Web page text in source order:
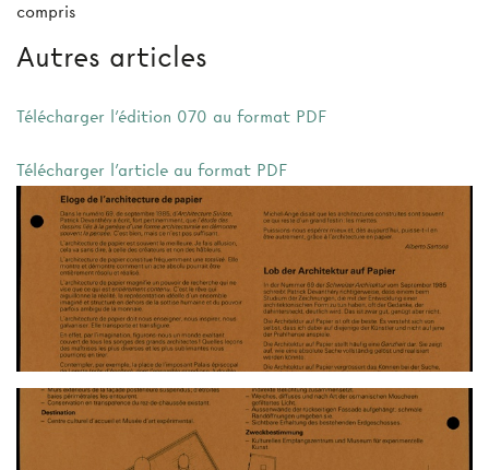
compris
Autres articles
Télécharger l'édition 070 au format PDF
Télécharger l'article au format PDF